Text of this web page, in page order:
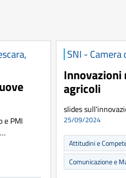
e PMI
SNI -
agricoli
slides
25/09/2024
Attitudini e
Comunicazione e